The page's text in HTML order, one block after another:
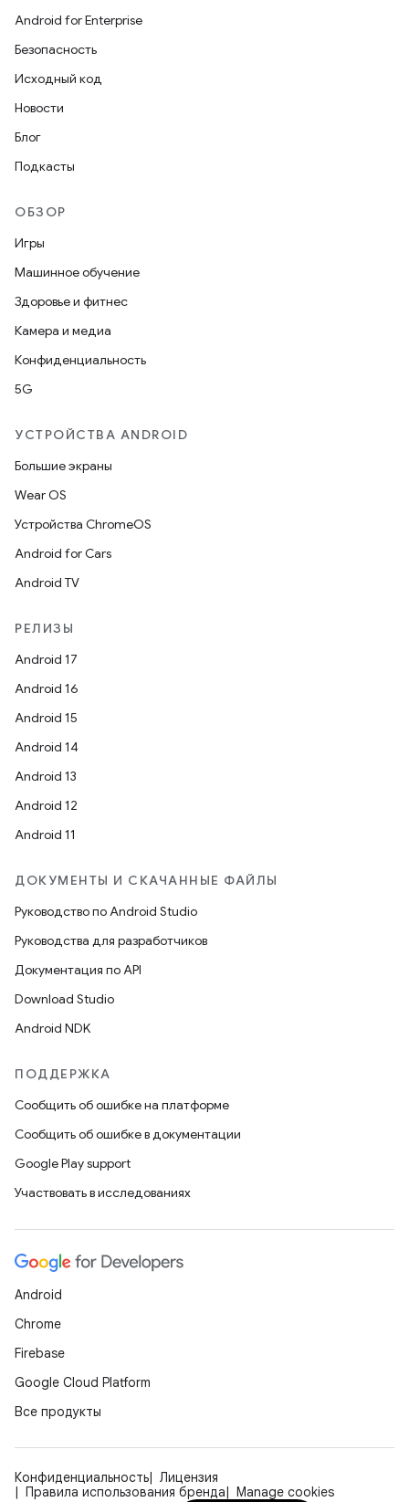
Android for Enterprise
Безопасность
Исходный код
Новости
Блог
Подкасты
ОБЗОР
Игры
Машинное обучение
Здоровье и фитнес
Камера и медиа
Конфиденциальность
5G
УСТРОЙСТВА ANDROID
Большие экраны
Wear OS
Устройства ChromeOS
Android for Cars
Android TV
РЕЛИЗЫ
Android 17
Android 16
Android 15
Android 14
Android 13
Android 12
Android 11
ДОКУМЕНТЫ И СКАЧАННЫЕ ФАЙЛЫ
Руководство по Android Studio
Руководства для разработчиков
Документация по API
Download Studio
Android NDK
ПОДДЕРЖКА
Сообщить об ошибке на платформе
Сообщить об ошибке в документации
Google Play support
Участвовать в исследованиях
Android
Chrome
Firebase
Google Cloud Platform
Все продукты
Конфиденциальность
Лицензия
Правила использования бренда
Manage cookies